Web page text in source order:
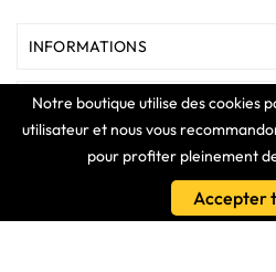
Notre boutique utilise des cookies
utilisateur et nous vous
pour profiter pleinement
Accepter
INFORMATIONS
MAGASIN
VOTRE COMPTE